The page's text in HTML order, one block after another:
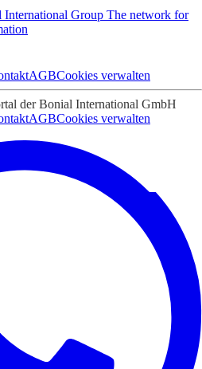
Group The network for
AGBCookies verwalten
der Bonial International GmbH
AGBCookies verwalten